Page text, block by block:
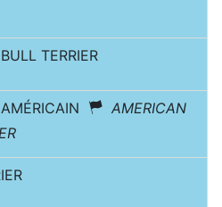
TERRIER
AMERICAN